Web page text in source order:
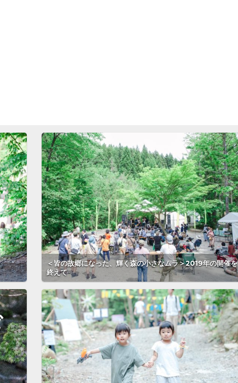
＜皆の故郷になった、輝く森の小さなムラ＞2019年の開催を
終えて